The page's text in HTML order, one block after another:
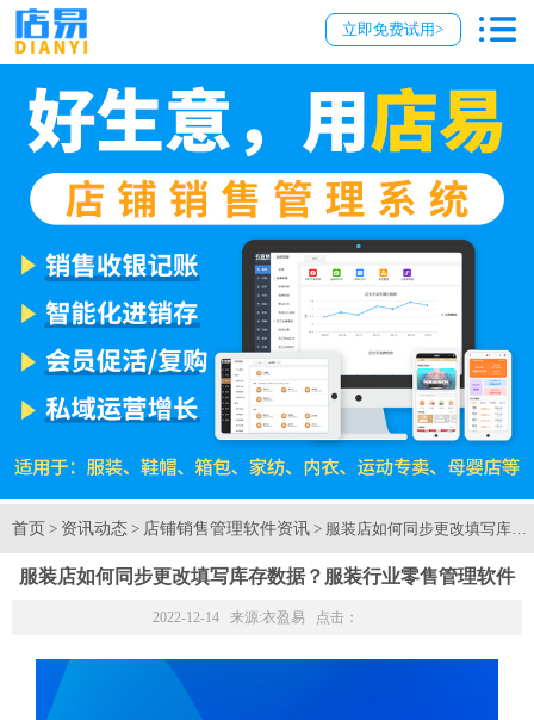
立即免费试用>
首页 > 资讯动态 > 店铺销售管理软件资讯 > 服装店如何同步更改填写库
服装店如何同步更改填写库存数据？服装行业零售管理软件
2022-12-14 来源:衣盈易 点击：